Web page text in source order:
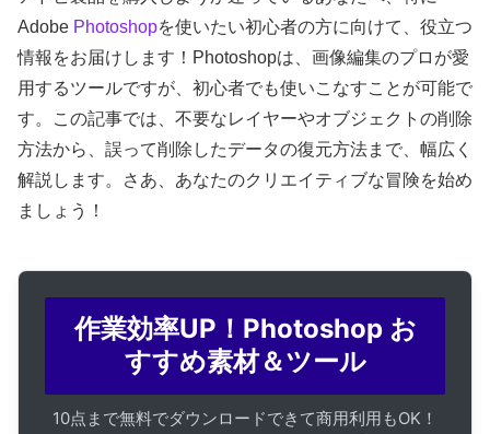
Adobe Photoshopを使いたい初心者の方に向けて、役立つ
情報をお届けします！Photoshopは、画像編集のプロが愛
用するツールですが、初心者でも使いこなすことが可能で
す。この記事では、不要なレイヤーやオブジェクトの削除
方法から、誤って削除したデータの復元方法まで、幅広く
解説します。さあ、あなたのクリエイティブな冒険を始め
ましょう！
作業効率UP！Photoshop お
すすめ素材＆ツール
10点まで無料でダウンロードできて商用利用もOK！